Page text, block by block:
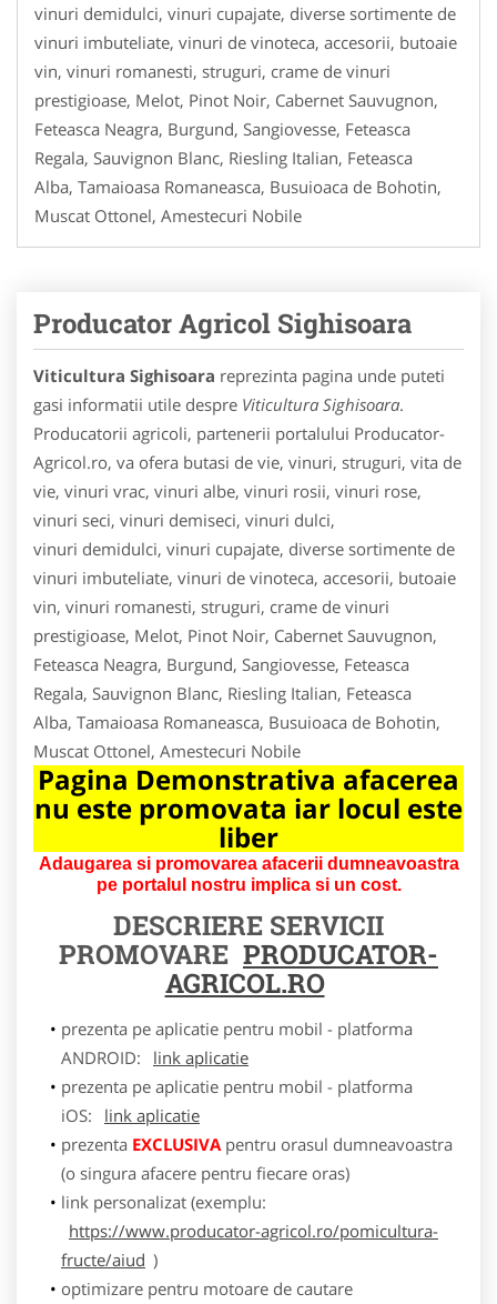
vinuri demidulci, vinuri cupajate, diverse sortimente de
vinuri imbuteliate, vinuri de vinoteca, accesorii, butoaie
vin, vinuri romanesti, struguri, crame de vinuri
prestigioase, Melot, Pinot Noir, Cabernet Sauvugnon,
Feteasca Neagra, Burgund, Sangiovesse, Feteasca
Regala, Sauvignon Blanc, Riesling Italian, Feteasca
Alba, Tamaioasa Romaneasca, Busuioaca de Bohotin,
Muscat Ottonel, Amestecuri Nobile
Producator Agricol Sighisoara
Viticultura Sighisoara reprezinta pagina unde puteti
gasi informatii utile despre Viticultura Sighisoara.
Producatorii agricoli, partenerii portalului Producator-
Agricol.ro, va ofera butasi de vie, vinuri, struguri, vita de
vie, vinuri vrac, vinuri albe, vinuri rosii, vinuri rose,
vinuri seci, vinuri demiseci, vinuri dulci,
vinuri demidulci, vinuri cupajate, diverse sortimente de
vinuri imbuteliate, vinuri de vinoteca, accesorii, butoaie
vin, vinuri romanesti, struguri, crame de vinuri
prestigioase, Melot, Pinot Noir, Cabernet Sauvugnon,
Feteasca Neagra, Burgund, Sangiovesse, Feteasca
Regala, Sauvignon Blanc, Riesling Italian, Feteasca
Alba, Tamaioasa Romaneasca, Busuioaca de Bohotin,
Muscat Ottonel, Amestecuri Nobile
Pagina Demonstrativa afacerea
nu este promovata iar locul este
liber
Adaugarea si promovarea afacerii dumneavoastra
pe portalul nostru implica si un cost.
DESCRIERE SERVICII
PROMOVARE PRODUCATOR-
AGRICOL.RO
prezenta pe aplicatie pentru mobil - platforma
ANDROID:
link aplicatie
prezenta pe aplicatie pentru mobil - platforma
iOS:
link aplicatie
prezenta EXCLUSIVApentru orasul dumneavoastra
(o singura afacere pentru fiecare oras)
link personalizat (exemplu:
https://www.producator-agricol.ro/pomicultura-
fructe/aiud )
optimizare pentru motoare de cautare